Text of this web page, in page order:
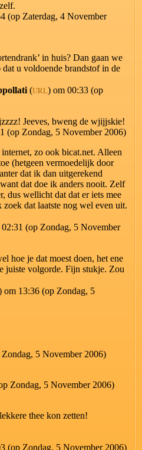
(op Zaterdag, 4 November
in huis? Dan gaan we
u voldoende brandstof in de
(URL) om 00:33 (op
Jeeves, bweng de wjijjskie!
(op Zondag, 5 November 2006)
zo ook bicat.net. Alleen
(hetgeen vermoedelijk door
dat ik dan uitgerekend
dat doe ik anders nooit. Zelf
dus wellicht dat dat er iets mee
dat laatste nog wel even uit.
(op Zondag, 5 November
hoe je dat moest doen, het ene
juiste volgorde. Fijn stukje. Zou
om 13:36 (op Zondag, 5
5 November 2006)
Zondag, 5 November 2006)
thee kon zetten!
(op Zondag, 5 November 2006)